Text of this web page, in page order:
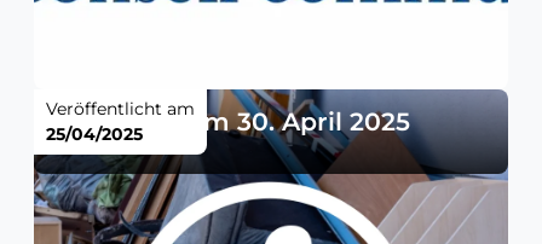
Sperrmüll am 30. April 2025
Veröffentlicht am
25/04/2025